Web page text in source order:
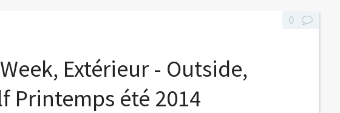
Extérieur - Outside,
Printemps été 2014
0